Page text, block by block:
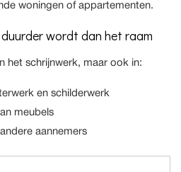
woningen of appartementen.
wordt dan het raam
het schrijnwerk, maar ook in:
en schilderwerk
meubels
aannemers